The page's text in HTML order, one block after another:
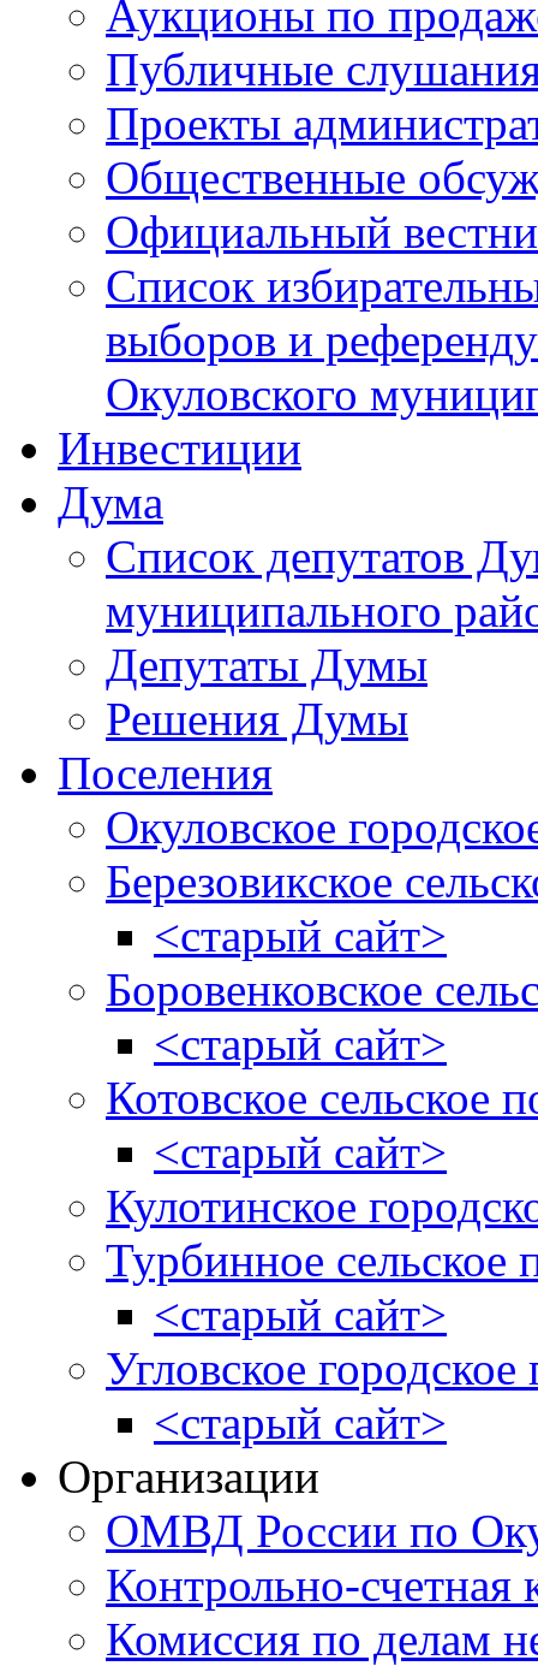
Аукционы по
Публичные
Проекты
Общественные
Официальный
Список
выборов и
Окуловского
Инвестиции
Дума
Список депутатов
муниципального
Депутаты Думы
Решения Думы
Поселения
Окуловское
Березовикское
<старый сайт>
Боровенковское
<старый сайт>
Котовское сельское
<старый сайт>
Кулотинское
Турбинное сельское
<старый сайт>
Угловское городское
<старый сайт>
Организации
ОМВД России по
Контрольно-счетная
Комиссия по делам